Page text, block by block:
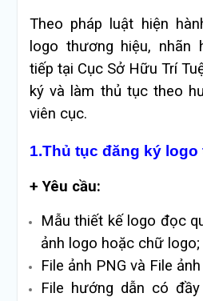
Theo pháp luật hiện
logo thương hiệu, nhãn
tiếp tại Cục Sở Hữu Trí
ký và làm thủ tục theo
viên cục.
1.Thủ tục đăng ký
+ Yêu cầu:
Mẫu thiết kế logo đọc
ảnh logo hoặc chữ logo;
File ảnh PNG và File
File hướng dẫn có